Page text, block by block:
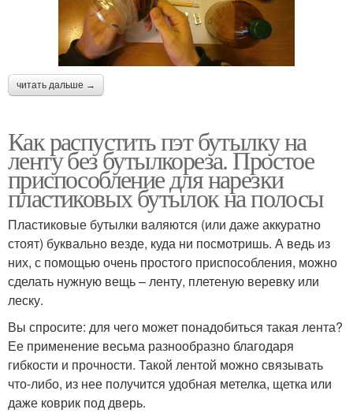
читать дальше →
Как распустить пэт бутылку на
ленту без бутылкореза. Простое
приспособление для нарезки
пластиковых бутылок на полосы
Пластиковые бутылки валяются (или даже аккуратно
стоят) буквально везде, куда ни посмотришь. А ведь из
них, с помощью очень простого приспособления, можно
сделать нужную вещь – ленту, плетеную веревку или
леску.
Вы спросите: для чего может понадобиться такая лента?
Ее применение весьма разнообразно благодаря
гибкости и прочности. Такой лентой можно связывать
что-либо, из нее получится удобная метелка, щетка или
даже коврик под дверь.